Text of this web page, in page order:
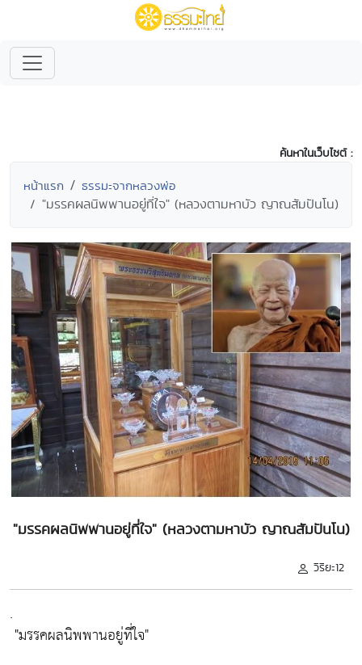
ค้นหาในเว็บไซต์ :
หน้าแรก ธรรมะจากหลวงพ่อ
"มรรคผลนิพพานอยู่ที่ใจ" (หลวงตามหาบัว ญาณสัมปันโน)
"มรรคผลนิพพานอยู่ที่ใจ" (หลวงตามหาบัว ญาณสัมปันโน)
วิริยะ12
.
"มรรคผลนิพพานอยู่ที่ใจ"